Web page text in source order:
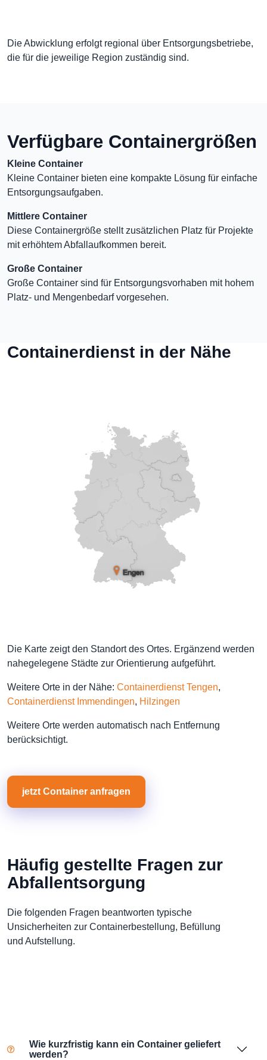
Die Abwicklung erfolgt regional über Entsorgungsbetriebe,
die für die jeweilige Region zuständig sind.
Verfügbare Containergrößen
Kleine Container
Kleine Container bieten eine kompakte Lösung für einfache
Entsorgungsaufgaben.
Mittlere Container
Diese Containergröße stellt zusätzlichen Platz für Projekte
mit erhöhtem Abfallaufkommen bereit.
Große Container
Große Container sind für Entsorgungsvorhaben mit hohem
Platz- und Mengenbedarf vorgesehen.
Containerdienst in der Nähe
Die Karte zeigt den Standort des Ortes. Ergänzend werden
nahegelegene Städte zur Orientierung aufgeführt.
Weitere Orte in der Nähe: Containerdienst Tengen,
Containerdienst Immendingen, Hilzingen
Weitere Orte werden automatisch nach Entfernung
berücksichtigt.
jetzt Container anfragen
Häufig gestellte Fragen zur
Abfallentsorgung
Die folgenden Fragen beantworten typische
Unsicherheiten zur Containerbestellung, Befüllung
und Aufstellung.
Wie kurzfristig kann ein Container geliefert
werden?